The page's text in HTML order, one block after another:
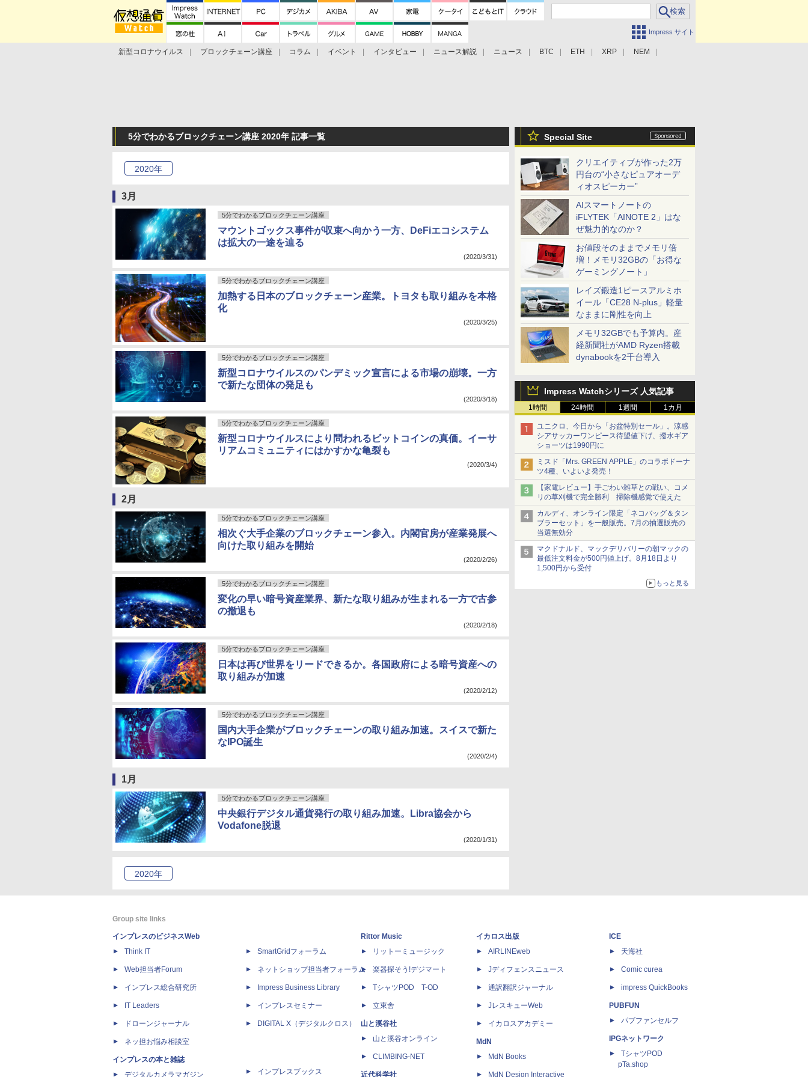
Impress サイト
新型コロナウイルス ブロックチェーン講座 コラム イベント インタビュー ニュース解説 ニュース BTC ETH XRP
NEM
Special Site
クリエイティブが作った2万
円台の“小さなピュアオーデ
ィオスピーカー”
AIスマートノートの
iFLYTEK「AINOTE 2」はな
ぜ魅力的なのか？
お値段そのままでメモリ倍
増！メモリ32GBの「お得な
ゲーミングノート」
レイズ鍛造1ピースアルミホ
イール「CE28 N-plus」軽量
なままに剛性を向上
メモリ32GBでも予算内。産
経新聞社がAMD Ryzen搭載
dynabookを2千台導入
Impress Watchシリーズ 人気記事
1時間 24時間 1週間 1カ月
ユニクロ、今日から「お盆特別セール」。涼感
シアサッカーワンピース待望値下げ、撥水ギア
ショーツは1990円に
ミスド「Mrs. GREEN APPLE」のコラボドーナ
ツ4種、いよいよ発売！
【家電レビュー】手ごわい雑草との戦い、コメ
リの草刈機で完全勝利 掃除機感覚で使えた
カルディ、オンライン限定「ネコバッグ＆タン
ブラーセット」を一般販売。7月の抽選販売の
当選無効分
マクドナルド、マックデリバリーの朝マックの
最低注文料金が500円値上げ。8月18日より
1,500円から受付
もっと見る
5分でわかるブロックチェーン講座 2020年 記事一覧
2020年
3月
5分でわかるブロックチェーン講座
マウントゴックス事件が収束へ向かう一方、DeFiエコシステム
は拡大の一途を辿る
(2020/3/31)
5分でわかるブロックチェーン講座
加熱する日本のブロックチェーン産業。トヨタも取り組みを本格
化
(2020/3/25)
5分でわかるブロックチェーン講座
新型コロナウイルスのパンデミック宣言による市場の崩壊。一方
で新たな団体の発足も
(2020/3/18)
5分でわかるブロックチェーン講座
新型コロナウイルスにより問われるビットコインの真価。イーサ
リアムコミュニティにはかすかな亀裂も
(2020/3/4)
2月
5分でわかるブロックチェーン講座
相次ぐ大手企業のブロックチェーン参入。内閣官房が産業発展へ
向けた取り組みを開始
(2020/2/26)
5分でわかるブロックチェーン講座
変化の早い暗号資産業界、新たな取り組みが生まれる一方で古参
の撤退も
(2020/2/18)
5分でわかるブロックチェーン講座
日本は再び世界をリードできるか。各国政府による暗号資産への
取り組みが加速
(2020/2/12)
5分でわかるブロックチェーン講座
国内大手企業がブロックチェーンの取り組み加速。スイスで新た
なIPO誕生
(2020/2/4)
1月
5分でわかるブロックチェーン講座
中央銀行デジタル通貨発行の取り組み加速。Libra協会から
Vodafone脱退
(2020/1/31)
2020年
Group site links
インプレスのビジネスWeb
Think IT
Web担当者Forum
インプレス総合研究所
IT Leaders
ドローンジャーナル
ネッ担お悩み相談室
インプレスの本と雑誌
デジタルカメラマガジン
SmartGridフォーラム
ネットショップ担当者フォーラム
Impress Business Library
インプレスセミナー
DIGITAL X（デジタルクロス）
インプレスブックス
Rittor Music
リットーミュージック
楽器探そう!デジマート
TシャツPOD T-OD
立東舎
山と溪谷社
山と溪谷オンライン
CLIMBING-NET
近代科学社
イカロス出版
AIRLINEweb
Jディフェンスニュース
通訳翻訳ジャーナル
JレスキューWeb
イカロスアカデミー
MdN
MdN Books
MdN Design Interactive
ICE
天海社
Comic curea
impress QuickBooks
PUBFUN
パブファンセルフ
IPGネットワーク
TシャツPOD
pTa.shop